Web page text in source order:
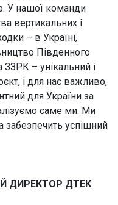
У нашої команди
вертикальних і
– в Україні,
Південного
– унікальний і
і для нас важливо,
для України за
саме ми. Ми
забезпечить успішний
ДИРЕКТОР ДТЕК